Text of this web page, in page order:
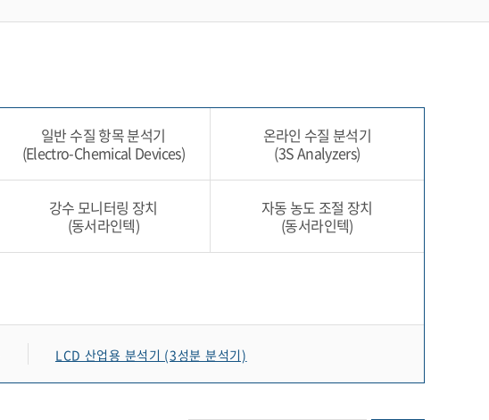
일반 수질 항목 분석기
(Electro-Chemical Devices)
온라인 수질 분석기
(3S Analyzers)
강수 모니터링 장치
(동서라인텍)
자동 농도 조절 장치
(동서라인텍)
LCD 산업용 분석기 (3성분 분석기)